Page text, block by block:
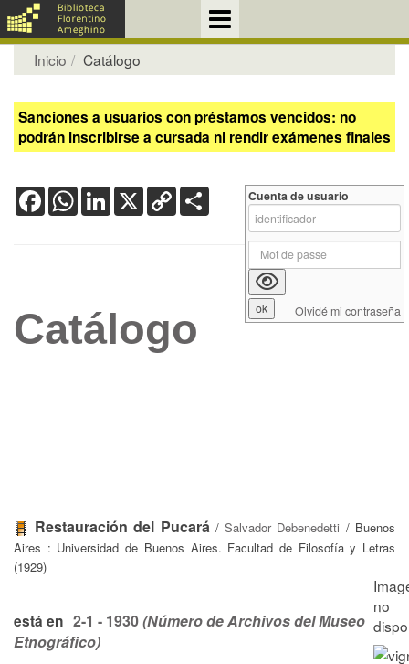
Inicio Catálogo
Sanciones a usuarios con préstamos vencidos: no
podrán inscribirse a cursada ni rendir exámenes finales
FacebookWhatsApp
LinkedIn
X Copy
Link
Catálogo
Restauración del Pucará/Salvador Debenedetti / Buenos
Aires : Universidad de Buenos Aires. Facultad de Filosofía y Letras
(1929)
está en 2-1 - 1930(Número de Archivos del Museo
Etnográfico)
Cuenta de usuario
Olvidé mi contraseña